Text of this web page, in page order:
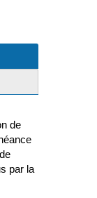
de
par la